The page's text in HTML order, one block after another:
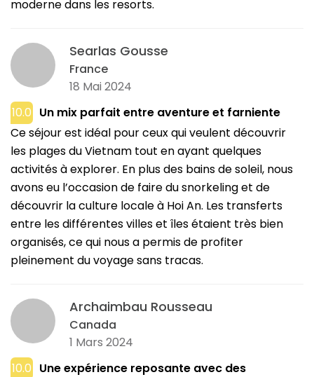
moderne dans les resorts.
Searlas Gousse
France
18 Mai 2024
10.0 Un mix parfait entre aventure et farniente
Ce séjour est idéal pour ceux qui veulent découvrir
les plages du Vietnam tout en ayant quelques
activités à explorer. En plus des bains de soleil, nous
avons eu l’occasion de faire du snorkeling et de
découvrir la culture locale à Hoi An. Les transferts
entre les différentes villes et îles étaient très bien
organisés, ce qui nous a permis de profiter
pleinement du voyage sans tracas.
Archaimbau Rousseau
Canada
1 Mars 2024
10.0 Une expérience reposante avec des